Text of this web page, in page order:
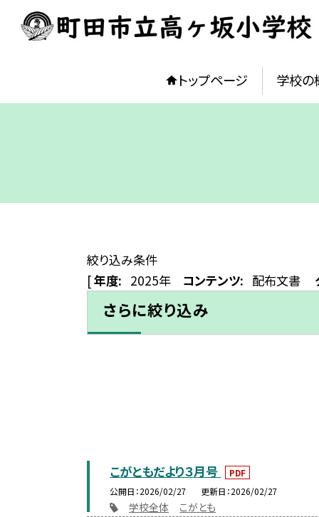
トップページ 学校の
絞り込み条件
[年度: 2025年 コンテンツ: 配布文書
さらに絞り込み
こがともだより３月号
PDF
公開日 2026/02/27 更新日 2026/02/27
学校全体 こがとも